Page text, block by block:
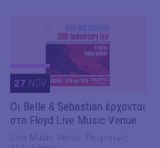
27 NOV
Οι Belle & Sebastian έρχονται
στο Floyd Live Music Venue